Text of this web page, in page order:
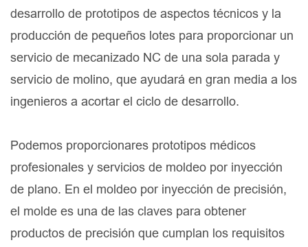
desarrollo de prototipos de aspectos técnicos y la
producción de pequeños lotes para proporcionar un
servicio de mecanizado NC de una sola parada y
servicio de molino, que ayudará en gran media a los
ingenieros a acortar el ciclo de desarrollo.
Podemos proporcionares prototipos médicos
profesionales y servicios de moldeo por inyección
de plano. En el moldeo por inyección de precisión,
el molde es una de las claves para obtener
productos de precisión que cumplan los requisitos